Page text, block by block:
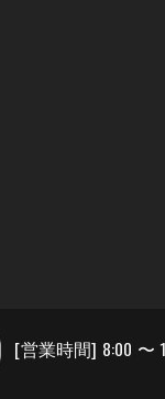
[営業時間] 8:00 〜